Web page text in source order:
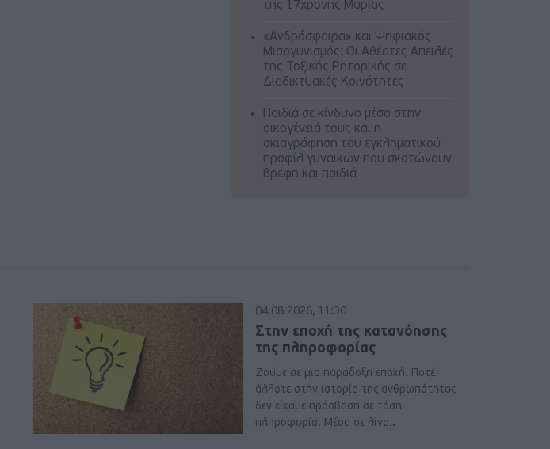
της 17χρονης Μαρίας
«Ανδρόσφαιρα» και Ψηφιακός
Μισογυνισμός: Οι Αθέατες Απειλές
της Τοξικής Ρητορικής σε
Διαδικτυακές Κοινότητες
Παιδιά σε κίνδυνο μέσα στην
οικογένειά τους και η
σκιαγράφηση του εγκληματικού
προφίλ γυναικών που σκοτώνουν
βρέφη και παιδιά
04.08.2026, 11:30
Στην εποχή της κατανόησης
της πληροφορίας
Ζούμε σε μια παράδοξη εποχή. Ποτέ
άλλοτε στην ιστορία της ανθρωπότητας
δεν είχαμε πρόσβαση σε τόση
πληροφορία. Μέσα σε λίγα..